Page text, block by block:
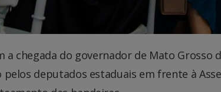
chegada do governador de Mato Grosso
deputados estaduais em frente à